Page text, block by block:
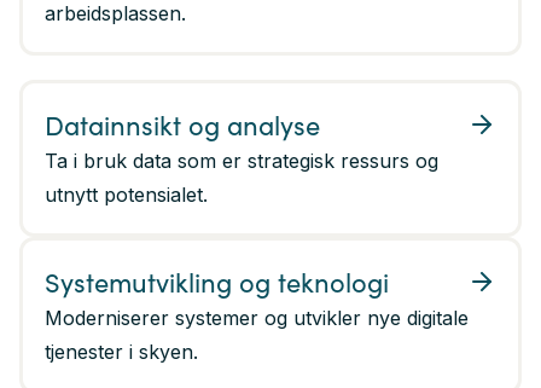
arbeidsplassen.
Datainnsikt og analyse
Ta i bruk data som er strategisk ressurs og
utnytt potensialet.
Systemutvikling og teknologi
Moderniserer systemer og utvikler nye digitale
tjenester i skyen.